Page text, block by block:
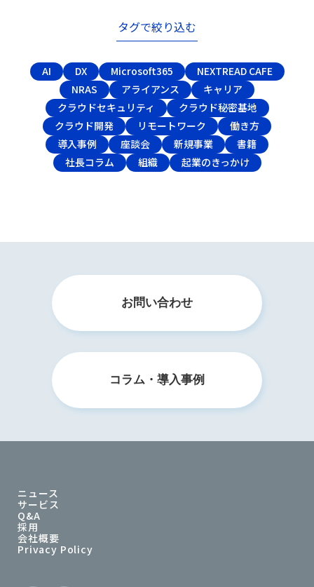
タグで絞り込む
AI DX Microsoft365
NEXTREAD CAFE
NRAS
アライアンス
キャリア
クラウドセキュリティ
クラウド秘密基地
クラウド開発
リモートワーク
働き方
導入事例
座談会 新規事業
書籍
社長コラム
組織 起業のきっかけ
お問い合わせ
コラム・導入事例
ニュース
サービス
Q&A
採用
会社概要
Privacy Policy